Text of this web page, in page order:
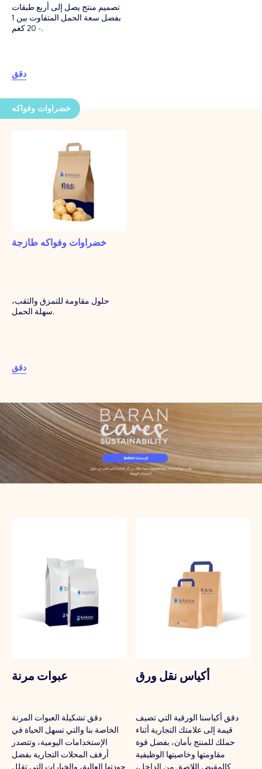
تصميم منتج يصل إلى أربع طبقات
بفضل سعة الحمل المتفاوت بين 1
- 20 كغم.
دقق
خضراوات وفواكه
خضراوات وفواكه طازجة
حلول مقاومة للتمزق والثقب،
سهلة الحمل.
دقق
عبوات مرنة
دقق تشكيلة العبوات المرنة
الخاصة بنا والتي تسهل الحياة في
الإستخدامات اليومية، وتتصدر
أرفف المحلات التجارية بفضل
أكياس نقل ورق
دقق أكياسنا الورقية التي تضيف
قيمة إلى علامتك التجارية أثناء
حملك للمنتج بأمان، بفضل قوة
مقاومتها وخاصيتها الوظيفية